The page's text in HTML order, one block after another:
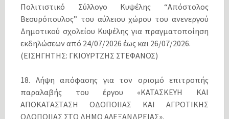
Πολιτιστικό Σύλλογο Κυψέλης “Απόστολος
Βεσυρόπουλος” του αύλειου χώρου του ανενεργού
Δημοτικού σχολείου Κυψέλης για πραγματοποίηση
εκδηλώσεων από 24/07/2026 έως και 26/07/2026.
(ΕΙΣΗΓΗΤΗΣ: ΓΚΙΟΥΡΤΖΗΣ ΣΤΕΦΑΝΟΣ)
18. Λήψη απόφασης για τον ορισμό επιτροπής
παραλαβής του έργου «ΚΑΤΑΣΚΕΥΗ ΚΑΙ
ΑΠΟΚΑΤΑΣΤΑΣΗ ΟΔΟΠΟΙΙΑΣ ΚΑΙ ΑΓΡΟΤΙΚΗΣ
ΟΔΟΠΟΙΙΑΣ ΣΤΟ ΔΗΜΟ ΑΛΕΞΑΝΔΡΕΙΑΣ».